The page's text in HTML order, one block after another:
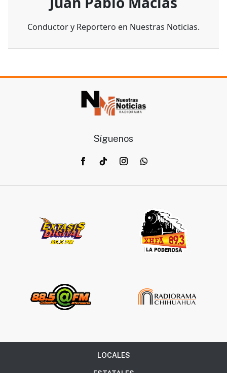
Conductor y Reportero en Nuestras Noticias.
Síguenos
LOCALES